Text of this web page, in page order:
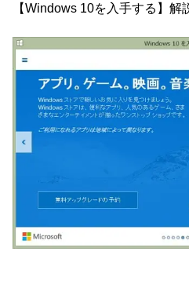
【Windows 10を入手する】解